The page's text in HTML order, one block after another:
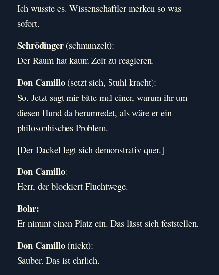
Ich wusste es. Wissenschaftler merken so was
sofort.
Schrödinger (schmunzelt):
Der Raum hat kaum Zeit zu reagieren.
Don Camillo (setzt sich, Stuhl kracht):
So. Jetzt sagt mir bitte mal einer, warum ihr um
diesen Hund da herumredet, als wäre er ein
philosophisches Problem.
[Der Dackel legt sich demonstrativ quer.]
Don Camillo:
Herr, der blockiert Fluchtwege.
Bohr:
Er nimmt einen Platz ein. Das lässt sich feststellen.
Don Camillo (nickt):
Sauber. Das ist ehrlich.